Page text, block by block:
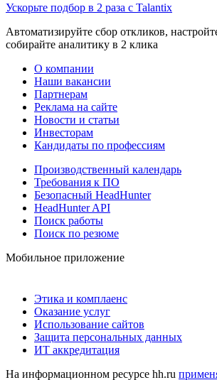
Ускорьте подбор в 2 раза с Talantix
Автоматизируйте сбор откликов,
собирайте аналитику в 2 клика
О компании
Наши вакансии
Партнерам
Реклама на сайте
Новости и статьи
Инвесторам
Кандидаты по профессиям
Производственный календарь
Требования к ПО
Безопасный HeadHunter
HeadHunter API
Поиск работы
Поиск по резюме
Мобильное приложение
Этика и комплаенс
Оказание услуг
Использование сайтов
Защита персональных данных
ИТ аккредитация
На информационном ресурсе hh.ru